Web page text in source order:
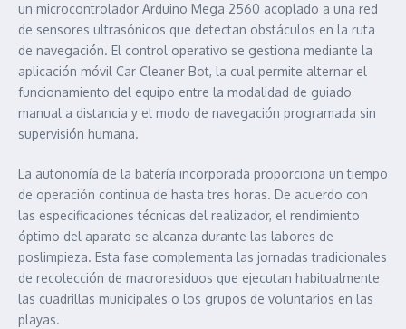
un microcontrolador Arduino Mega 2560 acoplado a una red
de sensores ultrasónicos que detectan obstáculos en la ruta
de navegación. El control operativo se gestiona mediante la
aplicación móvil Car Cleaner Bot, la cual permite alternar el
funcionamiento del equipo entre la modalidad de guiado
manual a distancia y el modo de navegación programada sin
supervisión humana.
La autonomía de la batería incorporada proporciona un tiempo
de operación continua de hasta tres horas. De acuerdo con
las especificaciones técnicas del realizador, el rendimiento
óptimo del aparato se alcanza durante las labores de
poslimpieza. Esta fase complementa las jornadas tradicionales
de recolección de macroresiduos que ejecutan habitualmente
las cuadrillas municipales o los grupos de voluntarios en las
playas.